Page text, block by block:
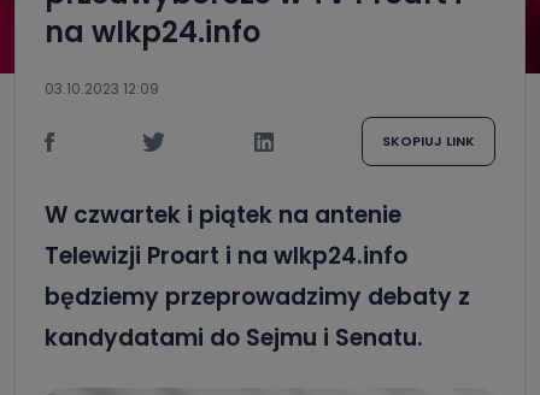
na wlkp24.info
03.10.2023 12:09
SKOPIUJ LINK
W czwartek i piątek na antenie
Telewizji Proart i na wlkp24.info
będziemy przeprowadzimy debaty z
kandydatami do Sejmu i Senatu.